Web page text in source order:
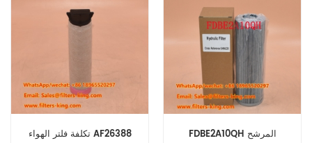
تكلفة فلتر الهواء AF26388
FDBE2A10QH المرشح